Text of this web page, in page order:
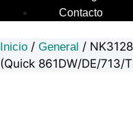
Contacto
Inicio / General /
(Quick 861DW/DE/713/